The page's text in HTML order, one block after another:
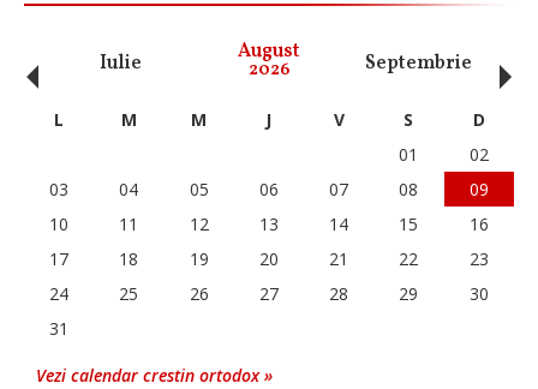
Iulie August
2026 Septembrie
‹ L M M J V S
D
01
02
03
04 05 06 07 08
09
10
11 12 13 14 15
16
17
18 19 20 21 22
23
24
25 26 27 28 29
30
31
Vezi calendar crestin ortodox »